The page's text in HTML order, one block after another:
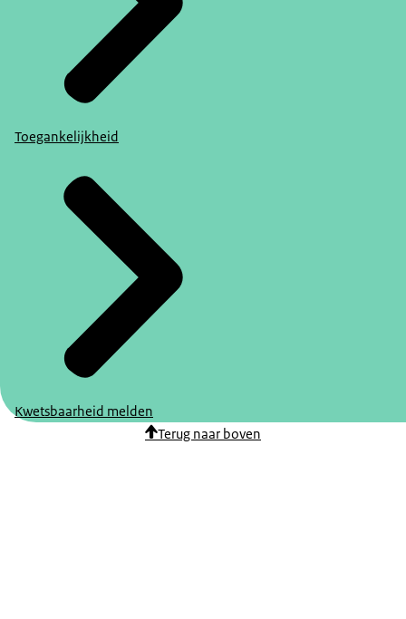
Toegankelijkheid
Kwetsbaarheid melden
Terug naar boven